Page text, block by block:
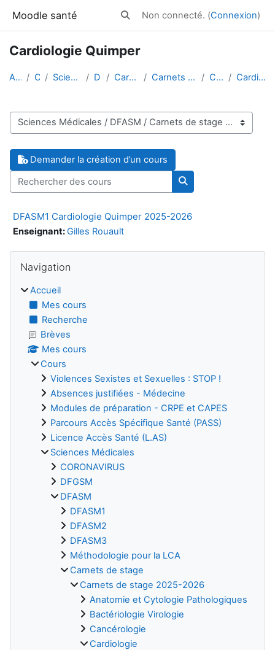
Moodle santé Activer/désactiver la saisie de
Non connecté. (Connexion)
Cardiologie Quimper
Accueil Cours Sciences Médicales DFASM Carnets de stage Carnets de stage 2025-2026 Cardiologie Cardiologie Quimper
Catégories de cours
Demander la création d’un cours
Rechercher des cours
Rechercher des
DFASM1 Cardiologie Quimper 2025-2026
Enseignant:Gilles Rouault
Blocs
Navigation
Accueil
Mes cours
Recherche
Brèves
Mes cours
Cours
Violences Sexistes et Sexuelles : STOP !
Absences justifiées - Médecine
Modules de préparation - CRPE et CAPES
Parcours Accès Spécifique Santé (PASS)
Licence Accès Santé (L.AS)
Sciences Médicales
CORONAVIRUS
DFGSM
DFASM
DFASM1
DFASM2
DFASM3
Méthodologie pour la LCA
Carnets de stage
Carnets de stage 2025-2026
Anatomie et Cytologie Pathologiques
Bactériologie Virologie
Cancérologie
Cardiologie